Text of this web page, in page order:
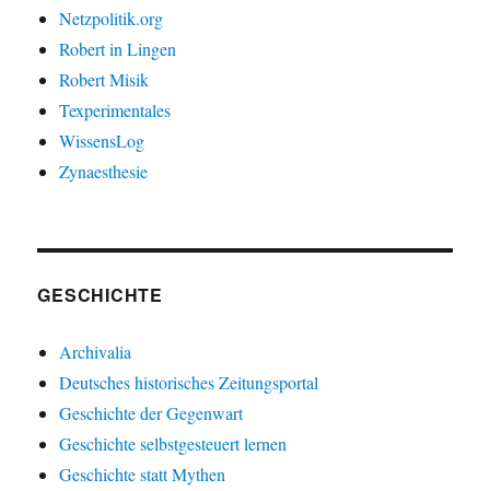
Netzpolitik.org
Robert in Lingen
Robert Misik
Texperimentales
WissensLog
Zynaesthesie
GESCHICHTE
Archivalia
Deutsches historisches Zeitungsportal
Geschichte der Gegenwart
Geschichte selbstgesteuert lernen
Geschichte statt Mythen